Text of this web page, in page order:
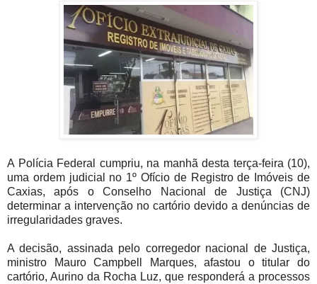
A Polícia Federal cumpriu, na manhã desta terça-feira (10),
uma ordem judicial no 1º Ofício de Registro de Imóveis de
Caxias, após o Conselho Nacional de Justiça (CNJ)
determinar a intervenção no cartório devido a denúncias de
irregularidades graves.
A decisão, assinada pelo corregedor nacional de Justiça,
ministro Mauro Campbell Marques, afastou o titular do
cartório, Aurino da Rocha Luz, que responderá a processos